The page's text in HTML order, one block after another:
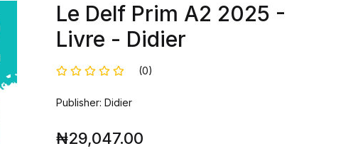
Le Delf Prim A2 2025 -
Livre - Didier
(0)
Publisher: Didier
₦29,047.00